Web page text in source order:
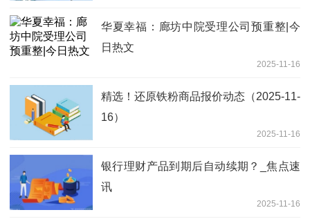
华夏幸福：廊坊中院受理公司预重整|今
日热文
2025-11-16
精选！还原铁粉商品报价动态（2025-11-
16）
2025-11-16
银行理财产品到期后自动续期？_焦点速
讯
2025-11-16